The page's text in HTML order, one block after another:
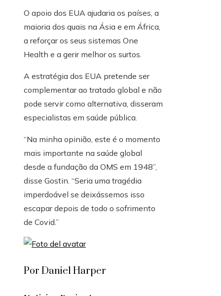
O apoio dos EUA ajudaria os países, a
maioria dos quais na Ásia e em África,
a reforçar os seus sistemas One
Health e a gerir melhor os surtos.
A estratégia dos EUA pretende ser
complementar ao tratado global e não
pode servir como alternativa, disseram
especialistas em saúde pública.
“Na minha opinião, este é o momento
mais importante na saúde global
desde a fundação da OMS em 1948”,
disse Gostin. “Seria uma tragédia
imperdoável se deixássemos isso
escapar depois de todo o sofrimento
de Covid.”
Por Daniel Harper